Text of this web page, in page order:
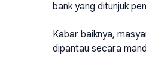
bank yang ditunjuk
Kabar baiknya,
dipantau secara